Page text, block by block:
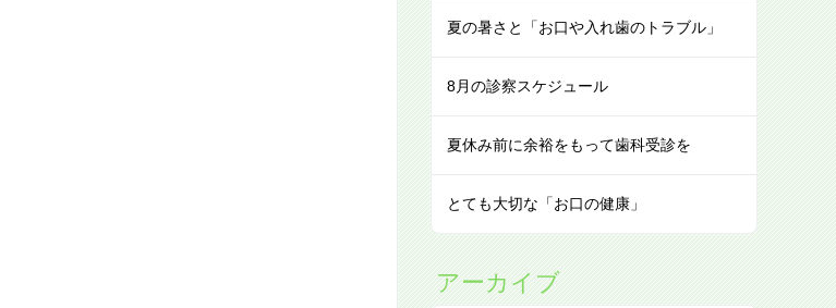
夏の暑さと「お口や入れ歯のトラブル」
8月の診察スケジュール
夏休み前に余裕をもって歯科受診を
とても大切な「お口の健康」
アーカイブ